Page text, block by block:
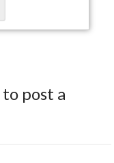
to post a